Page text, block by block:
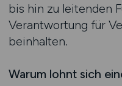
bis hin zu leitenden
Verantwortung für
beinhalten.
Warum lohnt sich